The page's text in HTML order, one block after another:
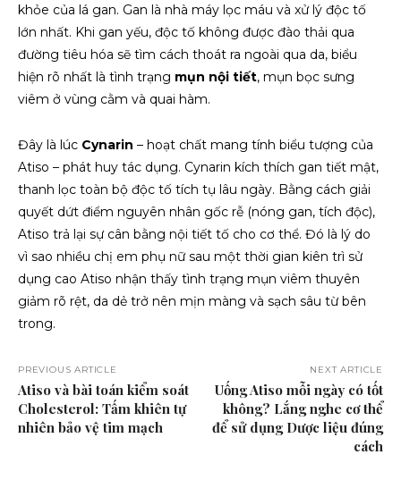
khỏe của lá gan. Gan là nhà máy lọc máu và xử lý độc tố
lớn nhất. Khi gan yếu, độc tố không được đào thải qua
đường tiêu hóa sẽ tìm cách thoát ra ngoài qua da, biểu
hiện rõ nhất là tình trạng mụn nội tiết, mụn bọc sưng
viêm ở vùng cằm và quai hàm.
Đây là lúc Cynarin – hoạt chất mang tính biểu tượng của
Atiso – phát huy tác dụng. Cynarin kích thích gan tiết mật,
thanh lọc toàn bộ độc tố tích tụ lâu ngày. Bằng cách giải
quyết dứt điểm nguyên nhân gốc rễ (nóng gan, tích độc),
Atiso trả lại sự cân bằng nội tiết tố cho cơ thể. Đó là lý do
vì sao nhiều chị em phụ nữ sau một thời gian kiên trì sử
dụng cao Atiso nhận thấy tình trạng mụn viêm thuyên
giảm rõ rệt, da dẻ trở nên mịn màng và sạch sâu từ bên
trong.
PREVIOUS ARTICLE
Atiso và bài toán kiểm soát
Cholesterol: Tấm khiên tự
nhiên bảo vệ tim mạch
NEXT ARTICLE
Uống Atiso mỗi ngày có tốt
không? Lắng nghe cơ thể
để sử dụng Dược liệu đúng
cách